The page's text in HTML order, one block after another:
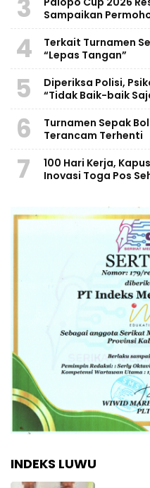
3
Sampaikan
4
Terkait Turnamen
“Lepas Tangan”
5
Diperiksa Polisi,
“Tidak Baik-baik
6
Turnamen Sepak
Terancam Terhenti
7
100 Hari Kerja,
Inovasi Toga Pos
INDEKS LUWU